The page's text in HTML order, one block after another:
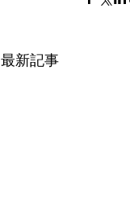
最新記事